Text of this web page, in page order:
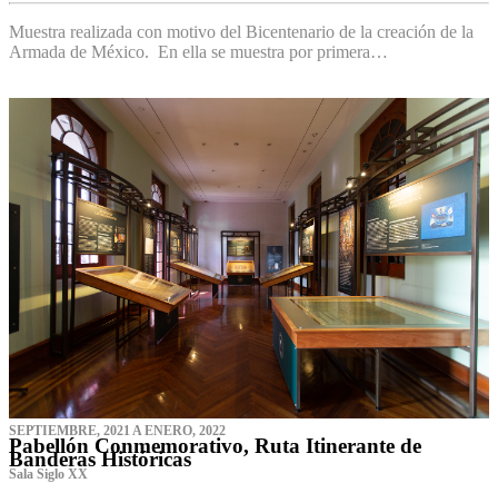
Muestra realizada con motivo del Bicentenario de la creación de la
Armada de México. En ella se muestra por primera…
SEPTIEMBRE, 2021 A ENERO, 2022
Pabellón Conmemorativo, Ruta Itinerante de
Banderas Históricas
Sala Siglo XX